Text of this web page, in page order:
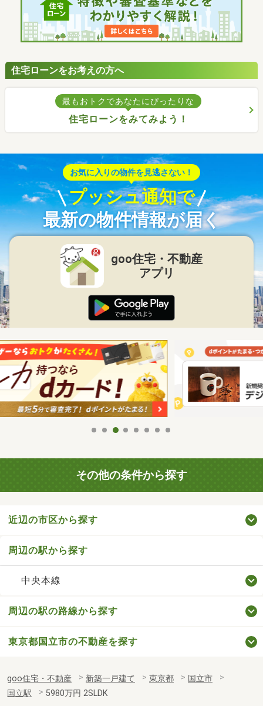
住宅ローンをお考えの方へ
最もおトクであなたにぴったりな
住宅ローンをみてみよう！
お気に入りの物件を見逃さない！
プッシュ通知で
最新の物件情報が届く
goo住宅・不動産
アプリ
その他の条件から探す
近辺の市区から探す
周辺の駅から探す
中央本線
周辺の駅の路線から探す
東京都国立市の不動産を探す
goo住宅・不動産 新築一戸建て 東京都
国立市
国立駅
5980万円 2SLDK